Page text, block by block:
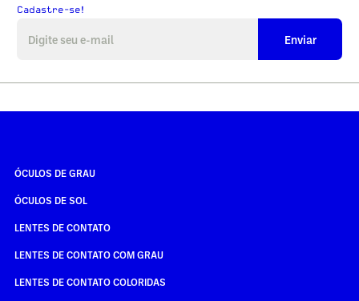
Cadastre-se!
Enviar
ÓCULOS DE GRAU
ÓCULOS DE SOL
LENTES DE CONTATO
LENTES DE CONTATO COM GRAU
LENTES DE CONTATO COLORIDAS